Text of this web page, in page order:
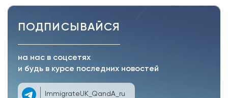
ПОДПИСЫВАЙСЯ
на нас в соцсетях
и будь в курсе последних новостей
ImmigrateUK_QandA_ru